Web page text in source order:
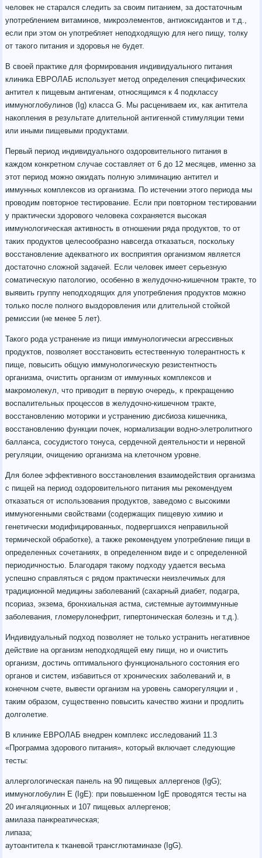
человек не старался следить за своим питанием, за достаточным
употреблением витаминов, микроэлементов, антиоксидантов и т.д.,
если при этом он употребляет неподходящую для него пищу, толку
от такого питания и здоровья не будет.
В своей практике для формирования индивидуального питания
клиника ЕВРОЛАБ использует метод определения специфических
антител к пищевым антигенам, относящимся к 4 подклассу
иммуноглобулинов (Ig) класса G. Мы расцениваем их, как антитела
накопления в результате длительной антигенной стимуляции теми
или иными пищевыми продуктами.
Первый период индивидуального оздоровительного питания в
каждом конкретном случае составляет от 6 до 12 месяцев, именно за
этот период можно ожидать полную элиминацию антител и
иммунных комплексов из организма. По истечении этого периода мы
проводим повторное тестирование. Если при повторном тестировании
у практически здорового человека сохраняется высокая
иммунологическая активность в отношении ряда продуктов, то от
таких продуктов целесообразно навсегда отказаться, поскольку
восстановление адекватного их восприятия организмом является
достаточно сложной задачей. Если человек имеет серьезную
соматическую патологию, особенно в желудочно-кишечном тракте, то
выявить группу неподходящих для употребления продуктов можно
только после полного выздоровления или длительной стойкой
ремиссии (не менее 5 лет).
Такого рода устранение из пищи иммунологически агрессивных
продуктов, позволяет восстановить естественную толерантность к
пище, повысить общую иммунологическую резистентность
организма, очистить организм от иммунных комплексов и
макромолекул, что приводит в первую очередь, к прекращению
воспалительных процессов в желудочно-кишечном тракте,
восстановлению моторики и устранению дисбиоза кишечника,
восстановлению функции почек, нормализации водно-элетролитного
балланса, сосудистого тонуса, сердечной деятельности и нервной
регуляции, очищению организма на клеточном уровне.
Для более эффективного восстановления взаимодействия организма
с пищей на период оздоровительного питания мы рекомендуем
отказаться от использования продуктов, заведомо с высокими
иммуногенными свойствами (содержащих пищевую химию и
генетически модифицированных, подвергшихся неправильной
термической обработке), а также рекомендуем употребление пищи в
определенных сочетаниях, в определенном виде и с определенной
периодичностью. Благодаря такому подходу удается весьма
успешно справляться с рядом практически неизлечимых для
традиционной медицины заболеваний (сахарный диабет, подагра,
псориаз, экзема, бронхиальная астма, системные аутоиммунные
заболевания, гломерулонефрит, гипертоническая болезнь и т.д.).
Индивидуальный подход позволяет не только устранить негативное
действие на организм неподходящей ему пищи, но и очистить
организм, достичь оптимального функционального состояния его
органов и систем, избавиться от хронических заболеваний и, в
конечном счете, вывести организм на уровень саморегуляции и ,
таким образом, существенно повысить качество жизни и продлить
долголетие.
В клинике ЕВРОЛАБ внедрен комплекс исследований 11.3
«Программа здорового питания», который включает следующие
тесты:
аллергологическая панель на 90 пищевых аллергенов (IgG);
иммуноглобулин Е (IgЕ): при повышенном IgЕ проводятся тесты на
20 ингаляционных и 107 пищевых аллергенов;
амилаза панкреатическая;
липаза;
аутоантитела к тканевой трансглютаминазе (IgG).